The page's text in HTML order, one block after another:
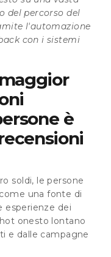
del percorso del
l'automazione
con i sistemi
è
soldi, le persone
una fonte di
esperienze dei
onesto lontano
e dalle campagne